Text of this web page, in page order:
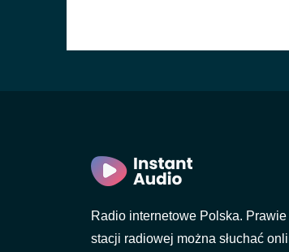
Radio internetowe Polska.
stacji radiowej można słuchać